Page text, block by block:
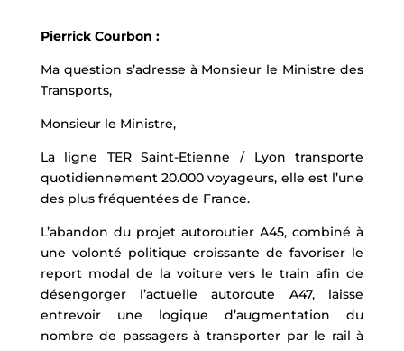
Pierrick Courbon :
Ma question s’adresse à Monsieur le Ministre des
Transports,
Monsieur le Ministre,
La ligne TER Saint-Etienne / Lyon transporte
quotidiennement 20.000 voyageurs, elle est l’une
des plus fréquentées de France.
L’abandon du projet autoroutier A45, combiné à
une volonté politique croissante de favoriser le
report modal de la voiture vers le train afin de
désengorger l’actuelle autoroute A47, laisse
entrevoir une logique d’augmentation du
nombre de passagers à transporter par le rail à